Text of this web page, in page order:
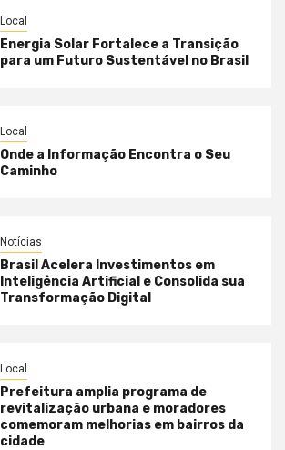
Local
Energia Solar Fortalece a Transição
para um Futuro Sustentável no Brasil
Local
Onde a Informação Encontra o Seu
Caminho
Notícias
Brasil Acelera Investimentos em
Inteligência Artificial e Consolida sua
Transformação Digital
Local
Prefeitura amplia programa de
revitalização urbana e moradores
comemoram melhorias em bairros da
cidade